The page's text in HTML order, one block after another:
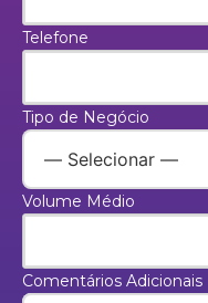
Telefone
Tipo de Negócio
Volume Médio
Comentários Adicionais